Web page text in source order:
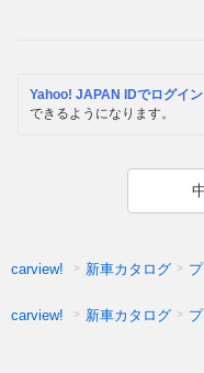
Yahoo! JAPAN IDでログイン
できるようになります。
carview! 新車カタログ
carview! 新車カタログ